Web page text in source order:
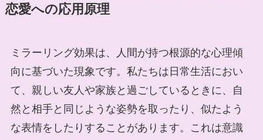
恋愛への応用原理
ミラーリング効果は、人間が持つ根源的な心理傾
向に基づいた現象です。私たちは日常生活におい
て、親しい友人や家族と過ごしているときに、自
然と相手と同じような姿勢を取ったり、似たよう
な表情をしたりすることがあります。これは意識